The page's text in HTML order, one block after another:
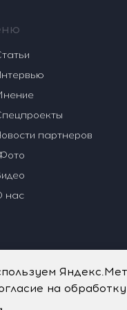
партнеров
нас
на